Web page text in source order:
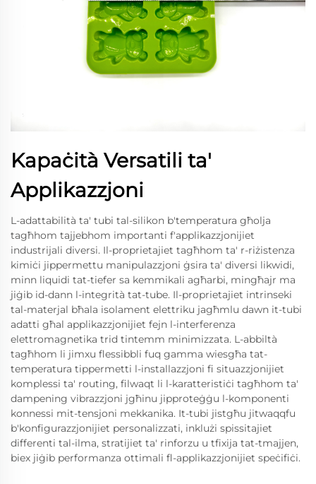
Kapaċità Versatili ta'
Applikazzjoni
L-adattabilità ta' tubi tal-silikon b'temperatura għolja
tagħhom tajjebhom importanti f'applikazzjonijiet
industrijali diversi. Il-proprietajiet tagħhom ta' r-riżistenza
kimiċi jippermettu manipulazzjoni ġsira ta' diversi likwidi,
minn liquidi tat-tiefer sa kemmikali agħarbi, mingħajr ma
jiġib id-dann l-integrità tat-tube. Il-proprietajiet intrinseki
tal-materjal bħala isolament elettriku jagħmlu dawn it-tubi
adatti għal applikazzjonijiet fejn l-interferenza
elettromagnetika trid tintemm minimizzata. L-abbiltà
tagħhom li jimxu flessibbli fuq gamma wiesgħa tat-
temperatura tippermetti l-installazzjoni fi situazzjonijiet
komplessi ta' routing, filwaqt li l-karatteristiċi tagħhom ta'
dampening vibrazzjoni jgħinu jipproteġġu l-komponenti
konnessi mit-tensjoni mekkanika. It-tubi jistgħu jitwaqqfu
b'konfigurazzjonijiet personalizzati, inklużi spissitajiet
differenti tal-ilma, stratijiet ta' rinforzu u tfixija tat-tmajjen,
biex jiġib performanza ottimali fl-applikazzjonijiet speċifiċi.